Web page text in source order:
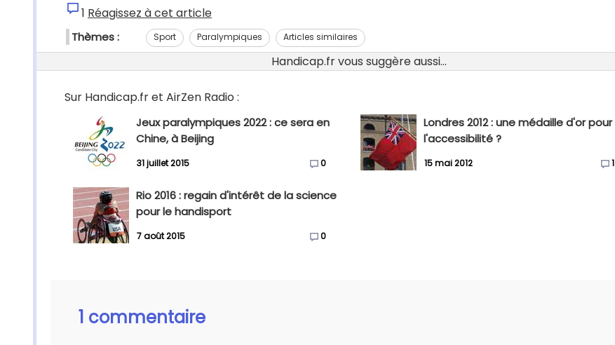
1 Réagissez à cet article
Thèmes : Sport Paralympiques Articles similaires
Handicap.fr vous suggère aussi...
Sur Handicap.fr et AirZen Radio :
Jeux paralympiques 2022 : ce sera en
Chine, à Beijing
31 juillet 2015 0
Londres 2012 : une médaille d'or pour
l'accessibilité ?
15 mai 2012 1
Rio 2016 : regain d'intérêt de la science
pour le handisport
7 août 2015 0
1 commentaire